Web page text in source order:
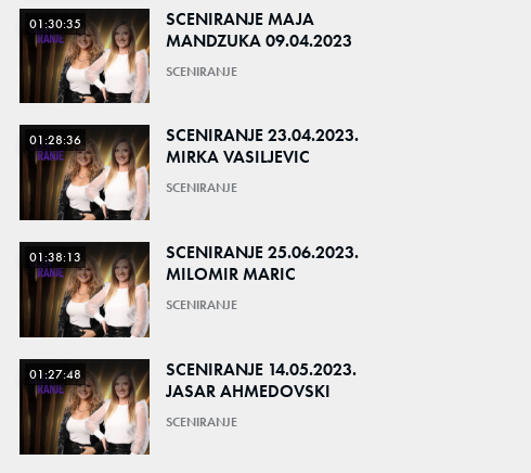
01:30:35
SCENIRANJE MAJA
MANDZUKA 09.04.2023
SCENIRANJE
01:28:36
SCENIRANJE 23.04.2023.
MIRKA VASILJEVIC
SCENIRANJE
01:38:13
SCENIRANJE 25.06.2023.
MILOMIR MARIC
SCENIRANJE
01:27:48
SCENIRANJE 14.05.2023.
JASAR AHMEDOVSKI
SCENIRANJE